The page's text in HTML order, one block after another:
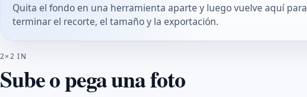
Quita el fondo en una herramienta aparte y luego vuelve aquí para
terminar el recorte, el tamaño y la exportación.
2×2 IN
Sube o pega una foto